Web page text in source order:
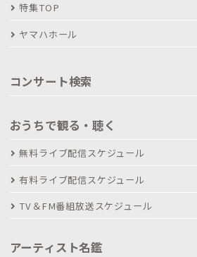
特集TOP
ヤマハホール
コンサート検索
おうちで観る・聴く
無料ライブ配信スケジュール
有料ライブ配信スケジュール
TV＆FM番組放送スケジュール
アーティスト名鑑